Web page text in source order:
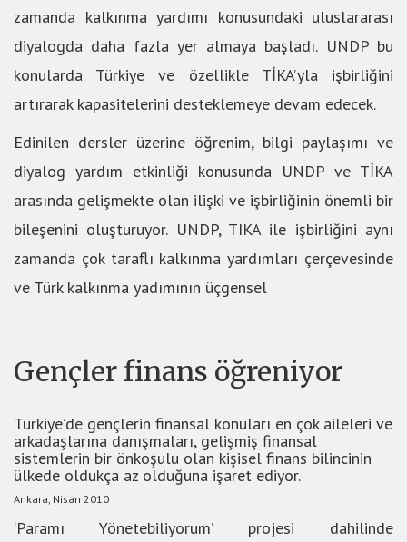
zamanda kalkınma yardımı konusundaki uluslararası
diyalogda daha fazla yer almaya başladı. UNDP bu
konularda Türkiye ve özellikle TİKA’yla işbirliğini
artırarak kapasitelerini desteklemeye devam edecek.
Edinilen dersler üzerine öğrenim, bilgi paylaşımı ve
diyalog yardım etkinliği konusunda UNDP ve TİKA
arasında gelişmekte olan ilişki ve işbirliğinin önemli bir
bileşenini oluşturuyor. UNDP, TIKA ile işbirliğini aynı
zamanda çok taraflı kalkınma yardımları çerçevesinde
ve Türk kalkınma yadımının üçgensel
Gençler finans öğreniyor
Türkiye’de gençlerin finansal konuları en çok aileleri ve
arkadaşlarına danışmaları, gelişmiş finansal
sistemlerin bir önkoşulu olan kişisel finans bilincinin
ülkede oldukça az olduğuna işaret ediyor.
Ankara, Nisan 2010
‘Paramı Yönetebiliyorum’ projesi dahilinde